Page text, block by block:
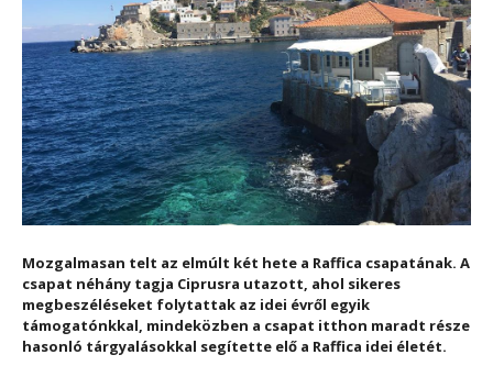
Mozgalmasan telt az elmúlt két hete a Raffica csapatának. A
csapat néhány tagja Ciprusra utazott, ahol sikeres
megbeszéléseket folytattak az idei évről egyik
támogatónkkal, mindeközben a csapat itthon maradt része
hasonló tárgyalásokkal segítette elő a Raffica idei életét.